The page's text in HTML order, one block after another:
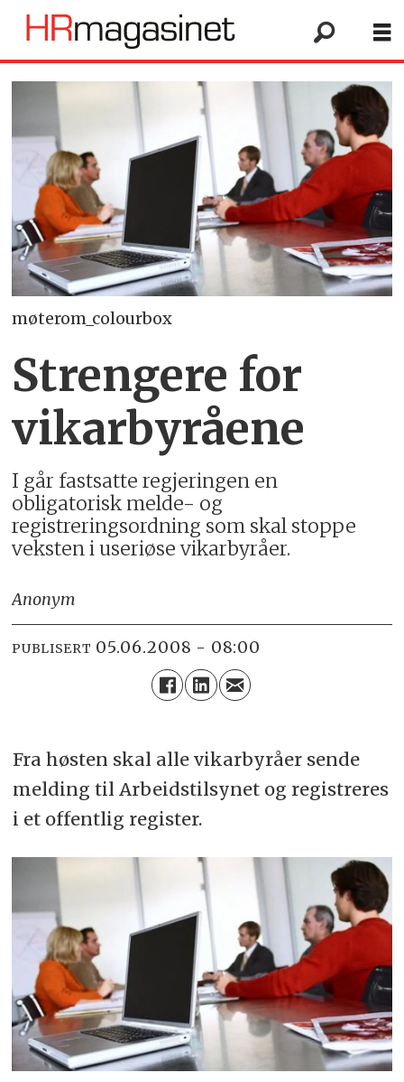
møterom_colourbox
Strengere for
vikarbyråene
I går fastsatte regjeringen en
obligatorisk melde- og
registreringsordning som skal stoppe
veksten i useriøse vikarbyråer.
Anonym
PUBLISERT 05.06.2008 - 08:00
Fra høsten skal alle vikarbyråer sende
melding til Arbeidstilsynet og registreres
i et offentlig register.